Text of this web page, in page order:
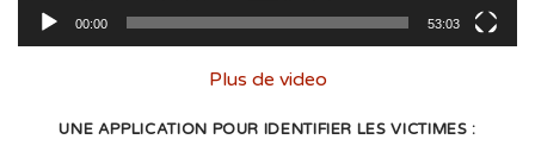
00:00 53:03
Plus de video
UNE APPLICATION POUR IDENTIFIER LES VICTIMES :